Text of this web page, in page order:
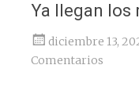
Ya llegan los
diciembre 13,
Comentarios